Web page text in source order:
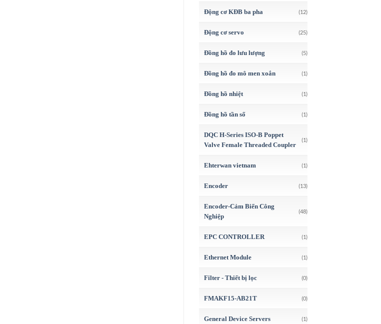
Động cơ KĐB ba pha (12)
Động cơ servo (25)
Đồng hồ đo lưu lượng (5)
Đồng hồ đo mô men xoắn (1)
Đồng hồ nhiệt (1)
Đồng hồ tần số (1)
DQC H-Series ISO-B Poppet
Valve Female Threaded Coupler
(1)
Ehterwan vietnam (1)
Encoder (13)
Encoder-Cảm Biến Công
Nghiệp
(48)
EPC CONTROLLER (1)
Ethernet Module (1)
Filter - Thiết bị lọc (0)
FMAKF15-AB21T (0)
General Device Servers (1)